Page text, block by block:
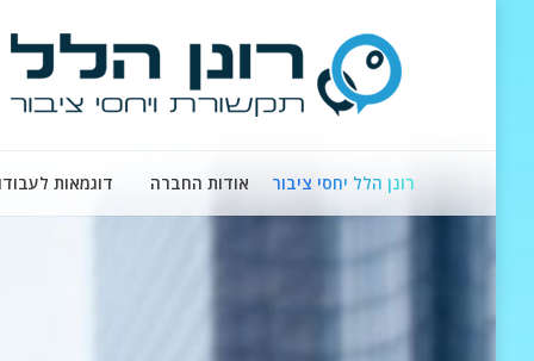
רונן הלל יחסי ציבור אודות החברה דוגמאות